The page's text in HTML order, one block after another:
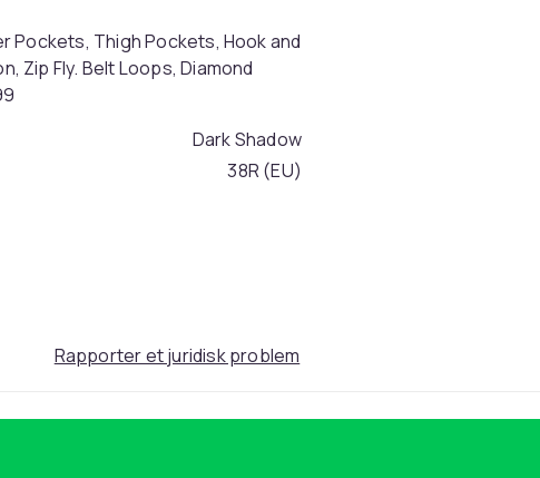
Pockets, Thigh Pockets, Hook and
Zip Fly. Belt Loops, Diamond
Dark Shadow
38R (EU)
Rapporter et juridisk problem